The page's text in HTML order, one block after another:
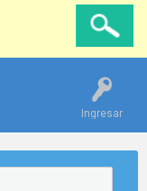
Ingresar